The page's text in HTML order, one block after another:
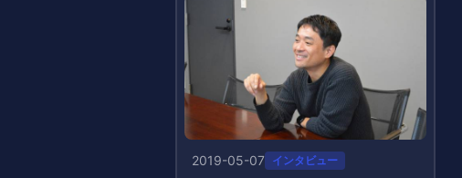
2019-05-07 インタビュー